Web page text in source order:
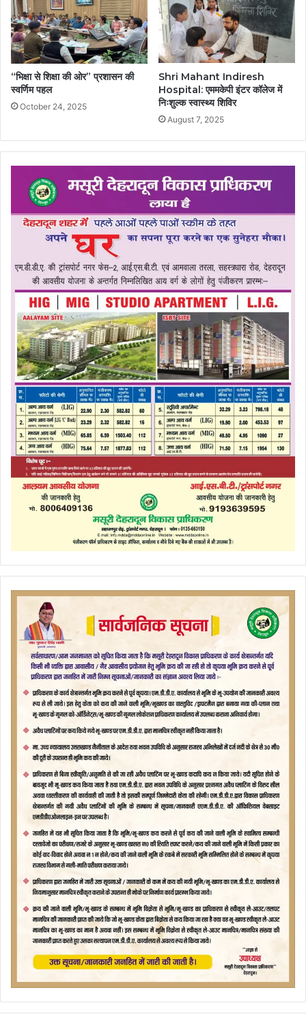
“भिक्षा से शिक्षा की ओर” प्रशासन की
स्वर्णिम पहल
October 24, 2025
Shri Mahant Indiresh
Hospital: एममकेपी इंटर कॉलेज में
निःशुल्क स्वास्थ्य शिविर
August 7, 2025